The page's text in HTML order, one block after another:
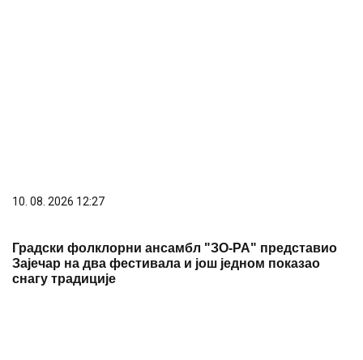
10. 08. 2026 13:00
ГАРАШКО ЈЕЗЕРО – ПРИРОДНИ БИСЕР
ШУМАДИЈЕ КОЈИ ПРИВЛАЧИ СВЕ ВИШЕ
ПОСЕТИЛАЦА